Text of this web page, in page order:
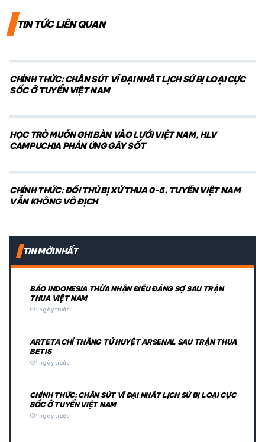
TIN TỨC LIÊN QUAN
CHÍNH THỨC: CHÂN SÚT VĨ ĐẠI NHẤT LỊCH SỬ BỊ LOẠI CỰC
SỐC Ở TUYỂN VIỆT NAM
HỌC TRÒ MUỐN GHI BÀN VÀO LƯỚI VIỆT NAM, HLV
CAMPUCHIA PHẢN ỨNG GÂY SỐT
CHÍNH THỨC: ĐỐI THỦ BỊ XỬ THUA 0-5, TUYỂN VIỆT NAM
VẪN KHÔNG VÔ ĐỊCH
TIN MỚI NHẤT
BÁO INDONESIA THỪA NHẬN ĐIỀU ĐÁNG SỢ SAU TRẬN
THUA VIỆT NAM
schedule1 ngày trước
ARTETA CHỈ THẲNG TỬ HUYỆT ARSENAL SAU TRẬN THUA
BETIS
schedule1 ngày trước
CHÍNH THỨC: CHÂN SÚT VĨ ĐẠI NHẤT LỊCH SỬ BỊ LOẠI CỰC
SỐC Ở TUYỂN VIỆT NAM
schedule1 ngày trước